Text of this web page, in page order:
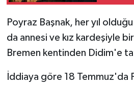
Poyraz Başnak, her yıl
da annesi ve kız kardeşiyle
Bremen kentinden Didim'e
İddiaya göre 18 Temmuz'da